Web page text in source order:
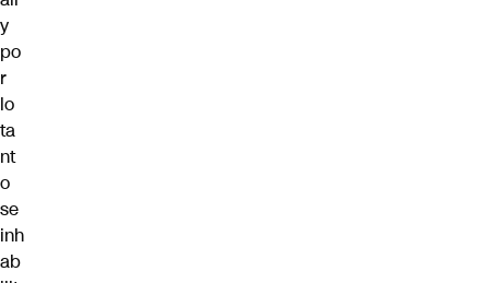
y
po
r
lo
ta
nt
o
se
inh
ab